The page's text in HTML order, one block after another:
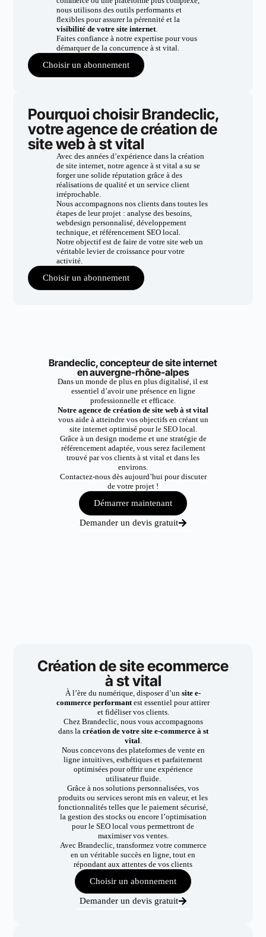
nous utilisons des outils performants et
flexibles pour assurer la pérennité et la
visibilité de votre site internet.
Faites confiance à notre expertise pour vous
démarquer de la concurrence à st vital.
Choisir un abonnement
Pourquoi choisir Brandeclic,
votre agence de création de
site web à st vital
Avec des années d’expérience dans la création
de site internet, notre agence à st vital a su se
forger une solide réputation grâce à des
réalisations de qualité et un service client
irréprochable.
Nous accompagnons nos clients dans toutes les
étapes de leur projet : analyse des besoins,
webdesign personnalisé, développement
technique, et référencement SEO local.
Notre objectif est de faire de votre site web un
véritable levier de croissance pour votre
activité.
Choisir un abonnement
Brandeclic, concepteur de site internet
en auvergne-rhône-alpes
Dans un monde de plus en plus digitalisé, il est
essentiel d’avoir une présence en ligne
professionnelle et efficace.
Notre agence de création de site web à st vital
vous aide à atteindre vos objectifs en créant un
site internet optimisé pour le SEO local.
Grâce à un design moderne et une stratégie de
référencement adaptée, vous serez facilement
trouvé par vos clients à st vital et dans les
environs.
Contactez-nous dès aujourd’hui pour discuter
de votre projet !
Démarrer maintenant
Demander un devis gratuit
Création de site ecommerce
à st vital
À l’ère du numérique, disposer d’un site e-
commerce performantest essentiel pour attirer
et fidéliser vos clients.
Chez Brandeclic, nous vous accompagnons
dans la création de votre site e-commerce à st
vital.
Nous concevons des plateformes de vente en
ligne intuitives, esthétiques et parfaitement
optimisées pour offrir une expérience
utilisateur fluide.
Grâce à nos solutions personnalisées, vos
produits ou services seront mis en valeur, et les
fonctionnalités telles que le paiement sécurisé,
la gestion des stocks ou encore l’optimisation
pour le SEO local vous permettront de
maximiser vos ventes.
Avec Brandeclic, transformez votre commerce
en un véritable succès en ligne, tout en
répondant aux attentes de vos clients
Choisir un abonnement
Demander un devis gratuit